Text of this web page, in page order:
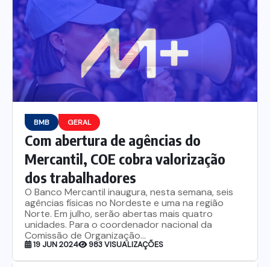
Agenda das atividades sindicais
Estatuto
Notícias
Bancos
CEF
Santander
Bradesco
Banco do Brasil
BMB
Comunicação
Convênios
Folha d@s Bancári@s
Galerias de Fotos
Videos
Sindicalize!
Contato
Webmail
BMB GERAL
Com abertura de agências do
Mercantil, COE cobra valorização
dos trabalhadores
O Banco Mercantil inaugura, nesta semana, seis
agências físicas no Nordeste e uma na região
Norte. Em julho, serão abertas mais quatro
unidades. Para o coordenador nacional da
Comissão de Organização...
19 JUN 2024 983 VISUALIZAÇÕES